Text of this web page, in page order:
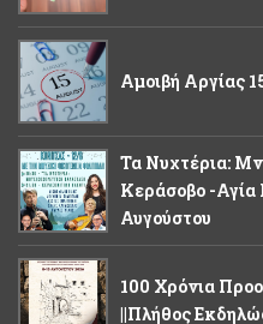
Αμοιβή Αργίας
Τα Νυχτέρια:
Κεράσοβο -Αγία
Αυγούστου
100 Χρόνια
||Πλήθος